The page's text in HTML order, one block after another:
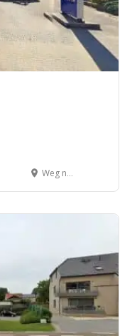
Weg naar Zwartberg 72, 3530 Houthalen-Helchteren